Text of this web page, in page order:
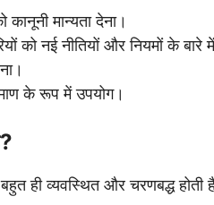
मान्यता देना।
को नई नीतियों और नियमों के बारे
के रूप में उपयोग।
ही व्यवस्थित और चरणबद्ध